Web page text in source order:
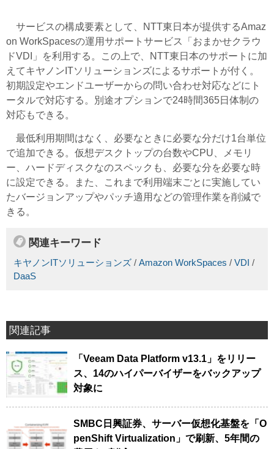
サービスの構成要素として、NTT東日本が提供するAmaz
on WorkSpacesの運用サポートサービス「おまかせクラウ
ドVDI」を利用する。この上で、NTT東日本のサポートに加
えてキヤノンITソリューションズによるサポートが付く。
初期設定やエンドユーザーからの問い合わせ対応などにト
ータルで対応する。別途オプションで24時間365日体制の
対応もできる。
最低利用期間はなく、必要なときに必要な分だけ1台単位
で追加できる。仮想デスクトップの台数やCPU、メモリ
ー、ハードディスクなのスペックも、必要な分を必要な時
に設定できる。また、これまで利用端末ごとに実施してい
たバージョンアップやパッチ適用などの管理作業を削減で
きる。
関連キーワード
キヤノンITソリューションズ / Amazon WorkSpaces / VDI /
DaaS
関連記事
「Veeam Data Platform v13.1」をリリー
ス、14のハイパーバイザーをバックアップ
対象に
SMBC日興証券、サーバー仮想化基盤を「O
penShift Virtualization」で刷新、5年間の